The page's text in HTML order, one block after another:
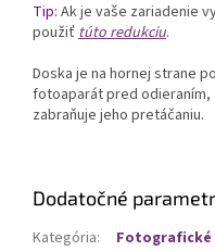
Tip: Ak je vaše zariadenie
použiť túto redukciu.
Doska je na hornej strane
fotoaparát pred
zabraňuje jeho pretáčaniu.
Dodatočné
Kategória: